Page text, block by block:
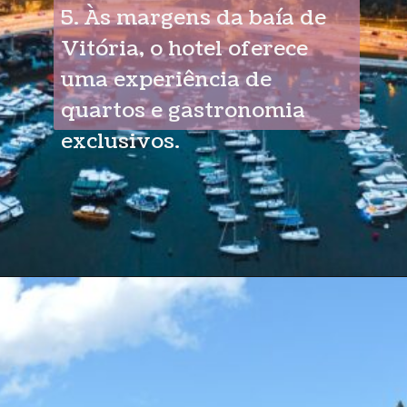
5. Às margens da baía de
Vitória, o hotel oferece
uma experiência de
quartos e gastronomia
exclusivos.